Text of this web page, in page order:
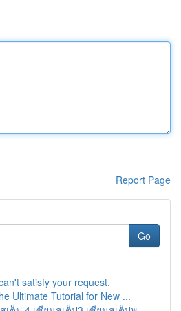
Report Page
Go
satisfy your request.
Ultimate Tutorial for New ...